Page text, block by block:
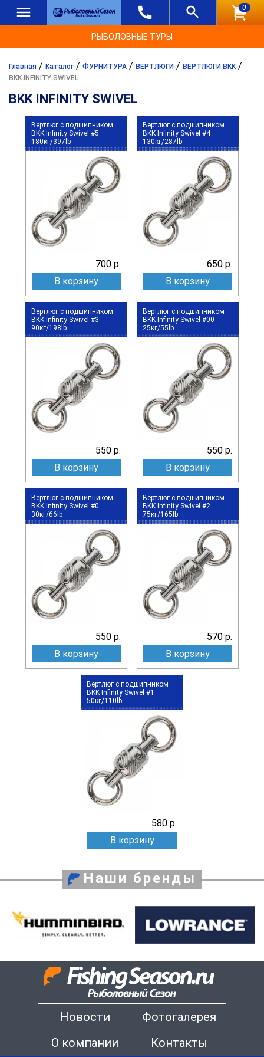
0
РЫБОЛОВНЫЕ ТУРЫ
Главная / Каталог / ФУРНИТУРА / ВЕРТЛЮГИ / ВЕРТЛЮГИ BKK/
BKK INFINITY SWIVEL
BKK INFINITY SWIVEL
Вертлюг c подшипником
BKK Infinity Swivel #5
180кг/397lb
700 р.
В корзину
Вертлюг c подшипником
BKK Infinity Swivel #4
130кг/287lb
650 р.
В корзину
Вертлюг c подшипником
BKK Infinity Swivel #3
90кг/198lb
550 р.
В корзину
Вертлюг c подшипником
BKK Infinity Swivel #00
25кг/55lb
550 р.
В корзину
Вертлюг c подшипником
BKK Infinity Swivel #0
30кг/66lb
550 р.
В корзину
Вертлюг c подшипником
BKK Infinity Swivel #2
75кг/165lb
570 р.
В корзину
Вертлюг c подшипником
BKK Infinity Swivel #1
50кг/110lb
580 р.
В корзину
Наши бренды
Новости
Фотогалерея
О компании
Контакты